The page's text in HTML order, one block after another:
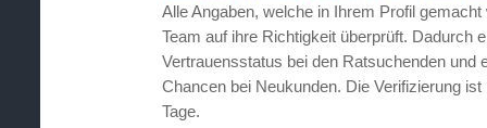
Alle Angaben, welche in Ihrem Profil
Team auf ihre Richtigkeit überprüft. Dadurch
Vertrauensstatus bei den Ratsuchenden und
Chancen bei Neukunden. Die Verifizierung
Tage.